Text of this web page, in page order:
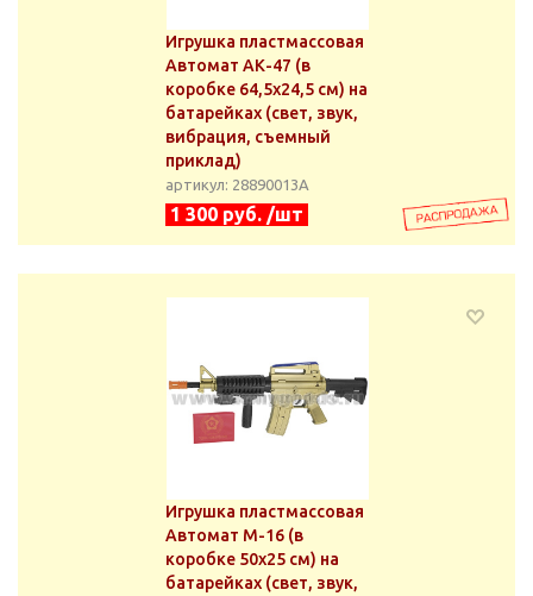
Игрушка пластмассовая
Автомат АК-47 (в
коробке 64,5x24,5 см) на
батарейках (свет, звук,
вибрация, съемный
приклад)
артикул: 28890013А
1 300 руб. /шт
Игрушка пластмассовая
Автомат М-16 (в
коробке 50x25 см) на
батарейках (свет, звук,